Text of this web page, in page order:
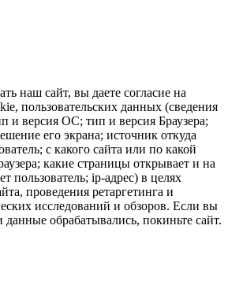
наш сайт, вы даете согласие на
пользовательских данных (сведения
и версия ОС; тип и версия Браузера;
его экрана; источник откуда
с какого сайта или по какой
какие страницы открывает и на
пользователь; ip-адрес) в целях
проведения ретаргетинга и
исследований и обзоров. Если вы
обрабатывались, покиньте сайт.